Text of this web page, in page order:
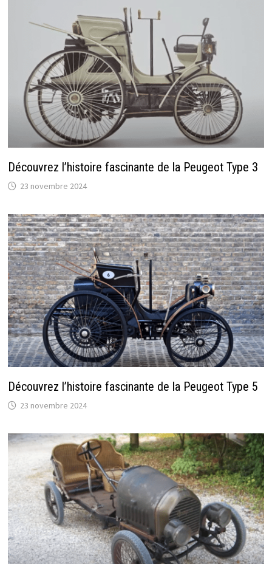
Découvrez l’histoire fascinante de la Peugeot Type 3
23 novembre 2024
Découvrez l’histoire fascinante de la Peugeot Type 5
23 novembre 2024